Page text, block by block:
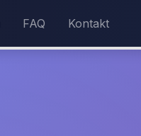
FAQ Kontakt